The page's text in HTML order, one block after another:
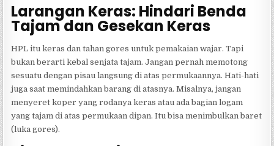
Larangan Keras: Hindari Benda
Tajam dan Gesekan Keras
HPL itu keras dan tahan gores untuk pemakaian wajar. Tapi
bukan berarti kebal senjata tajam. Jangan pernah memotong
sesuatu dengan pisau langsung di atas permukaannya. Hati-hati
juga saat memindahkan barang di atasnya. Misalnya, jangan
menyeret koper yang rodanya keras atau ada bagian logam
yang tajam di atas permukaan dipan. Itu bisa menimbulkan baret
(luka gores).